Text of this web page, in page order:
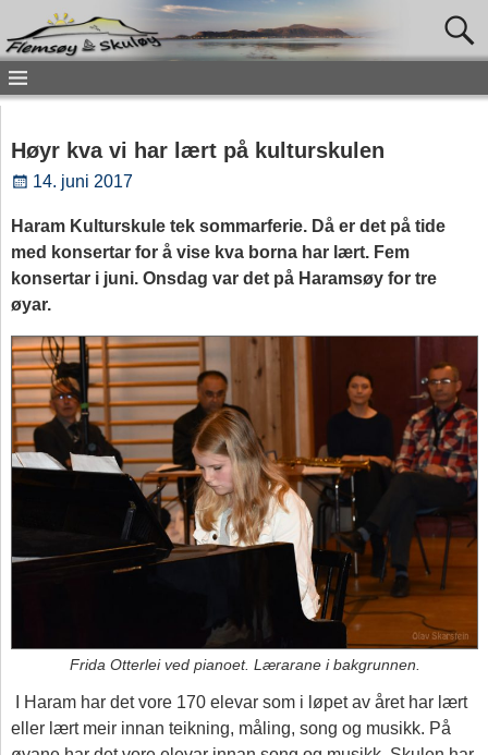
Høyr kva vi har lært på kulturskulen
14. juni 2017
Haram Kulturskule tek sommarferie. Då er det på tide
med konsertar for å vise kva borna har lært. Fem
konsertar i juni. Onsdag var det på Haramsøy for tre
øyar.
Frida Otterlei ved pianoet. Lærarane i bakgrunnen.
I Haram har det vore 170 elevar som i løpet av året har lært
eller lært meir innan teikning, måling, song og musikk. På